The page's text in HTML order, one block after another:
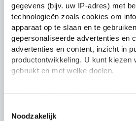
gegevens (bijv. uw IP-adres) met
technologieën zoals cookies om
apparaat op te slaan en te
gepersonaliseerde advertenties en
advertenties en content, inzicht in
productontwikkeling. U kunt kiezen
gebruikt en met welke doelen.
Als u het toestaat, willen we ook
locatie, die tot een paar meter
Noodzakelijk
T.
ik bedoel als je zo
functioneerd kan
(of je polsen